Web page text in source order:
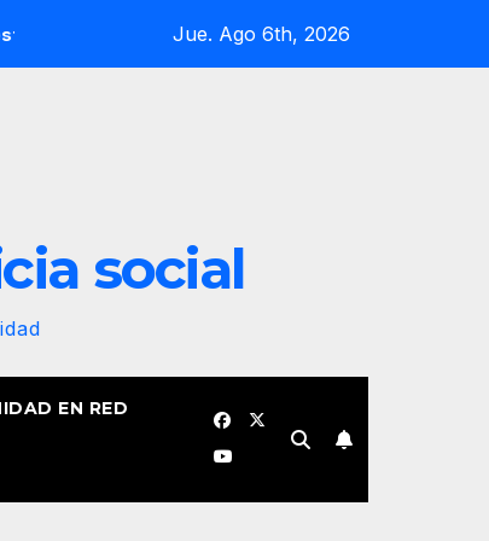
revolucionaria no se plegará jamás! Por Bruno
Jue. Ago 6th, 2026
social
EN RED